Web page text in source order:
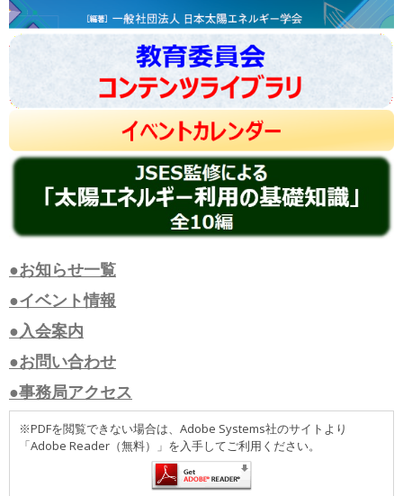
●お知らせ一覧
●イベント情報
●入会案内
●お問い合わせ
●事務局アクセス
※PDFを閲覧できない場合は、Adobe Systems社のサイトより
「Adobe Reader（無料）」を入手してご利用ください。